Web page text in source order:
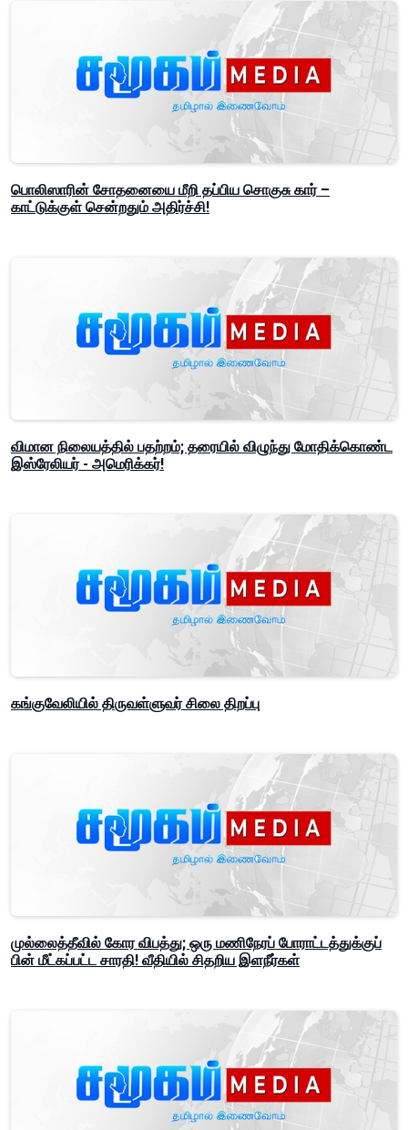
பொலிஸாரின் சோதனையை மீறி தப்பிய சொகுசு கார் –
காட்டுக்குள் சென்றதும் அதிர்ச்சி!
விமான நிலையத்தில் பதற்றம்; தரையில் விழுந்து மோதிக்கொண்ட
இஸ்ரேலியர் - அமெரிக்கர்!
கங்குவேலியில் திருவள்ளுவர் சிலை திறப்பு
முல்லைத்தீவில் கோர விபத்து; ஒரு மணிநேரப் போராட்டத்துக்குப்
பின் மீட்கப்பட்ட சாரதி! வீதியில் சிதறிய இளநீர்கள்